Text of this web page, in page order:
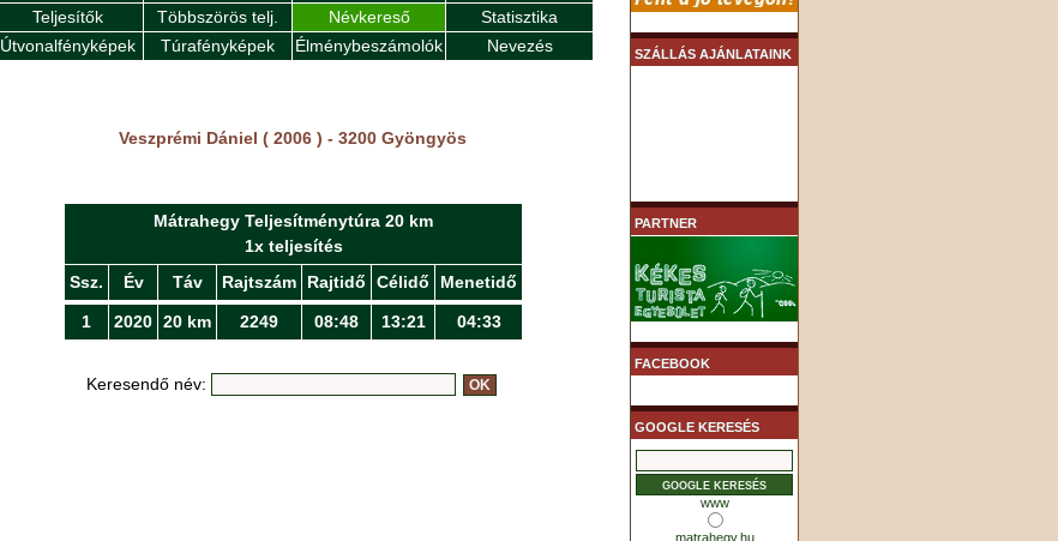
Teljesítők
Többszörös telj. Névkereső
Statisztika
Útvonalfényképek
Túrafényképek Élménybeszámolók Nevezés
Veszprémi Dániel ( 2006 ) - 3200 Gyöngyös
Mátrahegy Teljesítménytúra 20 km
1x teljesítés
Ssz.
Év Táv Rajtszám Rajtidő Célidő Menetidő
1 2020 20 km 2249 08:48 13:21 04:33
Keresendő név:
SZÁLLÁS AJÁNLATAINK
PARTNER
FACEBOOK
GOOGLE KERESÉS
www
matrahegy.hu